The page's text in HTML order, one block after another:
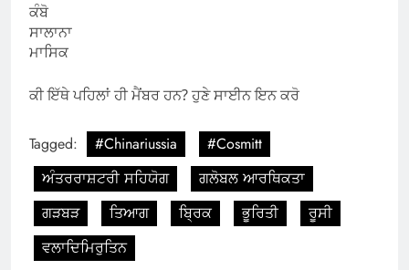
ਕੰਬੋ
ਸਾਲਾਨਾ
ਮਾਸਿਕ
ਕੀ ਇੱਥੇ ਪਹਿਲਾਂ ਹੀ ਮੈਂਬਰ ਹਨ? ਹੁਣੇ ਸਾਈਨ ਇਨ ਕਰੋ
Tagged: #Chinariussia
#Cosmitt
ਅੰਤਰਰਾਸ਼ਟਰੀ ਸਹਿਯੋਗ
ਗਲੋਬਲ ਆਰਥਿਕਤਾ
ਗੜਬੜ
ਤਿਆਗ ਬ੍ਰਿਕ ਭੂਰਿਤੀ
ਰੂਸੀ
ਵਲਾਦਿਮਿਰੁਤਿਨ